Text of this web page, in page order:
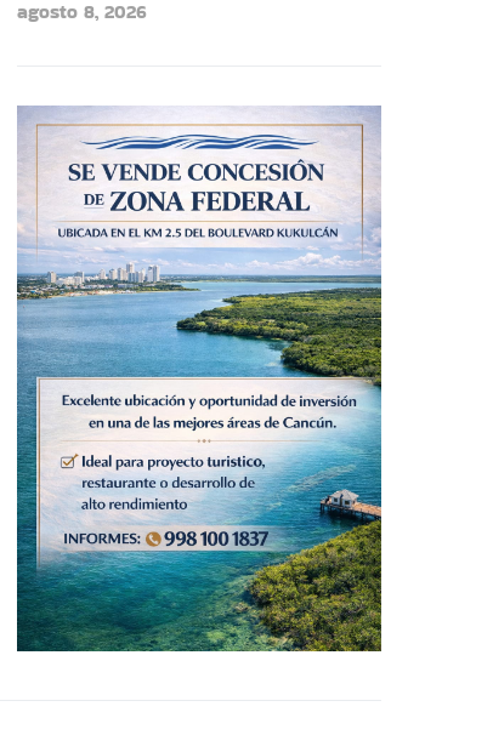
agosto 8, 2026